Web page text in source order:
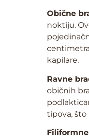
Obične
noktiju.
kapilare.
Ravne
običnih
tipova,